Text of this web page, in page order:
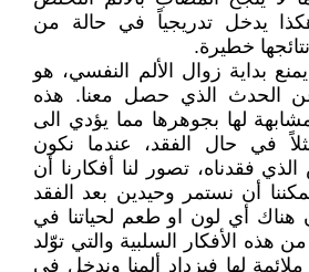
يدخل تدريجياً في حالة من
خطيرة.
بداية زوال الألم النفسي، هو
عن الحدث الذي حصل معنا. هذه
لها بجوهرها مما يؤدي الى
في حال الفقد، عندما نكون
فقدناه، تصور لنا أفكارنا أن
أن نستمر وحيدين بعد الفقد
هناك أي لون او طعم لحياتنا في
هذه الأفكار السلبية والتي توّلد
لها فيزداد ألمنا وندخل في